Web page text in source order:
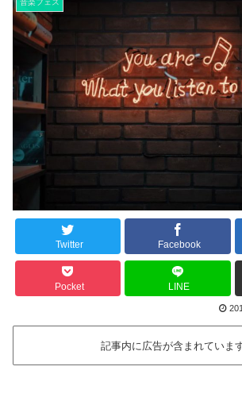
音楽フェス
Twitter Facebook
Pocket LINE
記事内に広告が含まれています